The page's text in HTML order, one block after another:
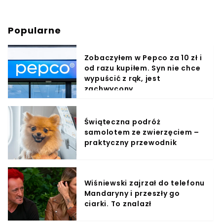
Popularne
Zobaczyłem w Pepco za 10 zł i
od razu kupiłem. Syn nie chce
wypuścić z rąk, jest
zachwycony
Świąteczna podróż
samolotem ze zwierzęciem –
praktyczny przewodnik
Wiśniewski zajrzał do telefonu
Mandaryny i przeszły go
ciarki. To znalazł